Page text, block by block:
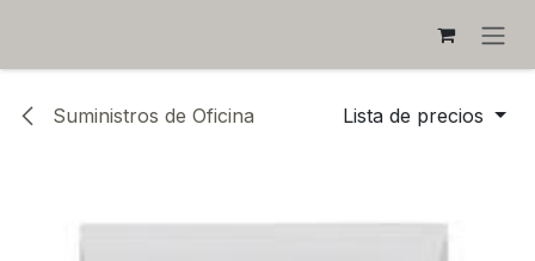
Suministros de Oficina Lista de precios